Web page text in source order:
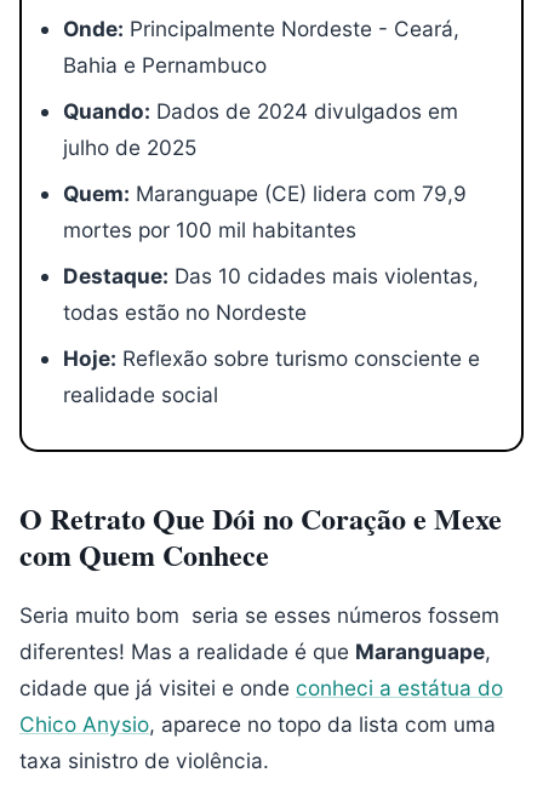
Onde: Principalmente Nordeste - Ceará,
Bahia e Pernambuco
Quando: Dados de 2024 divulgados em
julho de 2025
Quem: Maranguape (CE) lidera com 79,9
mortes por 100 mil habitantes
Destaque: Das 10 cidades mais violentas,
todas estão no Nordeste
Hoje: Reflexão sobre turismo consciente e
realidade social
O Retrato Que Dói no Coração e Mexe
com Quem Conhece
Seria muito bom seria se esses números fossem
diferentes! Mas a realidade é que Maranguape,
cidade que já visitei e onde conheci a estátua do
Chico Anysio, aparece no topo da lista com uma
taxa sinistro de violência.